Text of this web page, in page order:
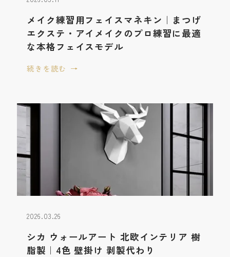
メイク練習用フェイスマネキン｜まつげ
エクステ・アイメイクのプロ練習に最適
な本格フェイスモデル
続きを読む
2026.03.26
シカ ウォールアート 北欧インテリア 樹
脂製｜4色 壁掛け 剥製代わり